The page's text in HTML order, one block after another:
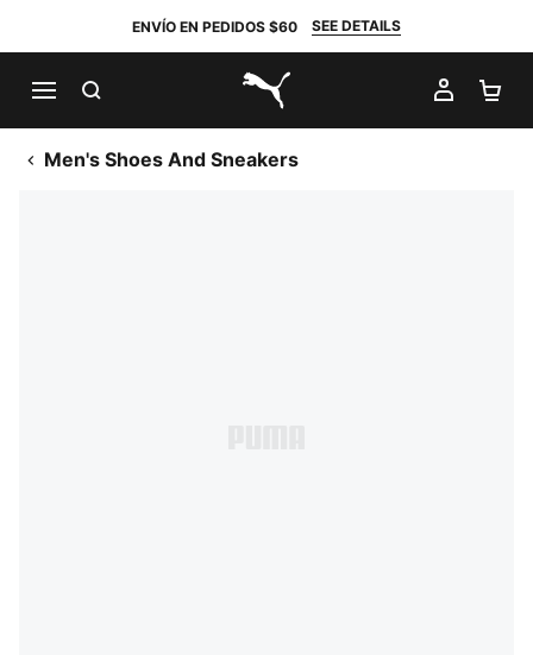
ENVÍO EN PEDIDOS $60 SEE DETAILS
PUMA.com
MI
Men's Shoes And Sneakers